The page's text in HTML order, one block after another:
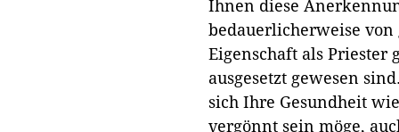
Ihnen diese
bedauerlicherweise
Eigenschaft als Priester
ausgesetzt gewesen
sich Ihre Gesundheit
vergönnt sein möge,